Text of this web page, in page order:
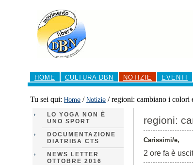
contenuti.
navigazione
Sezioni
HOME
CULTURA DBN NOTIZIE EVENTI
Tu sei qui: Home / Notizie /regioni: cambiano i colori
LO YOGA NON È
UNO SPORT
DOCUMENTAZIONE
DIATRIBA CTS
NEWS LETTER
OTTOBRE 2016
regioni:
Carissimi/e,
2 ore fa è